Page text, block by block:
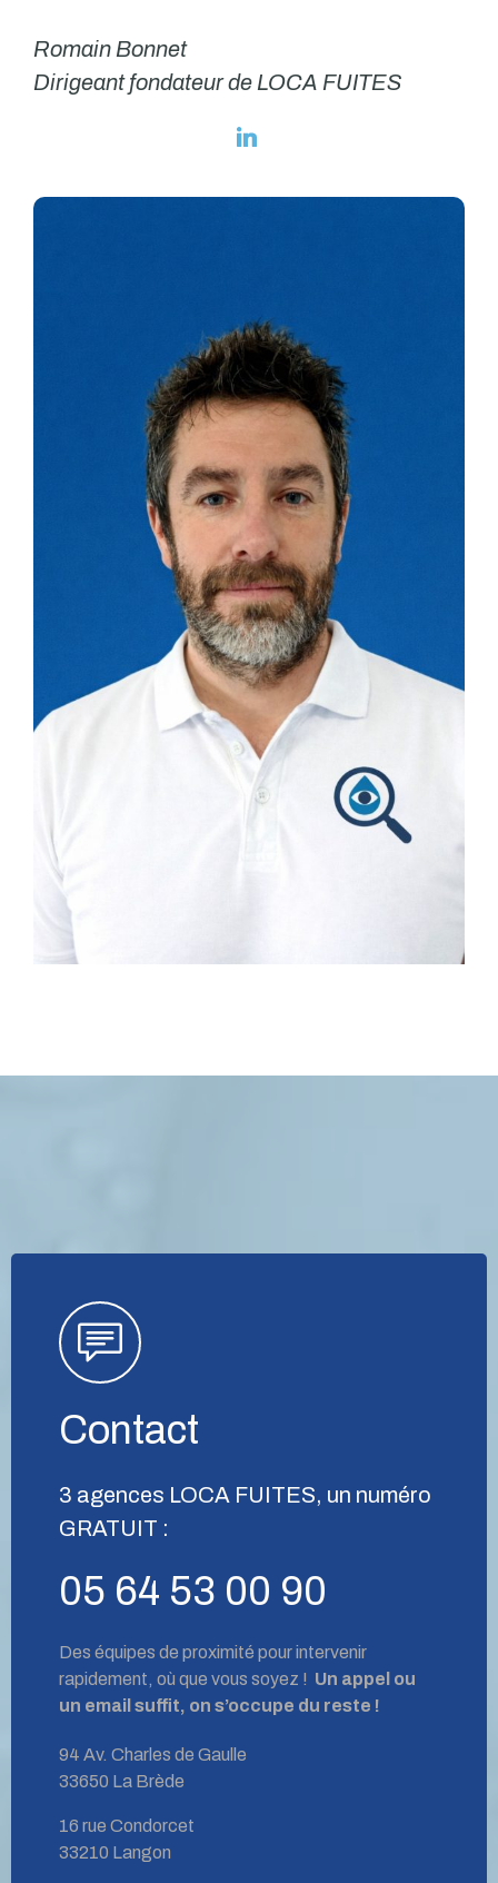
Romain Bonnet
Dirigeant fondateur de LOCA FUITES
Contact
3 agences LOCA FUITES, un numéro
GRATUIT :
05 64 53 00 90
Des équipes de proximité pour intervenir
rapidement, où que vous soyez ! Un appel ou
un email suffit, on s’occupe du reste !
94 Av. Charles de Gaulle
33650 La Brède
16 rue Condorcet
33210 Langon